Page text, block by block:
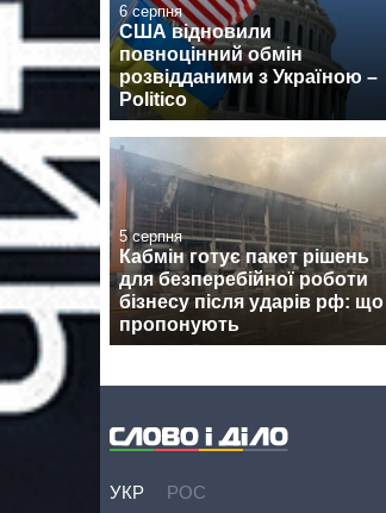
6 серпня
США відновили
повноцінний обмін
розвідданими з Україною –
Politico
5 серпня
Кабмін готує пакет рішень
для безперебійної роботи
бізнесу після ударів рф: що
пропонують
УКР РОС